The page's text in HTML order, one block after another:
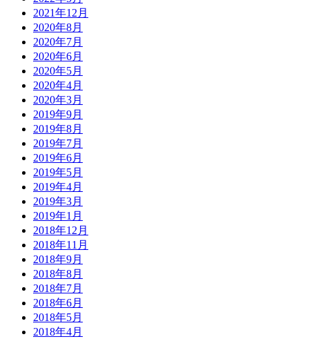
2021年12月
2020年8月
2020年7月
2020年6月
2020年5月
2020年4月
2020年3月
2019年9月
2019年8月
2019年7月
2019年6月
2019年5月
2019年4月
2019年3月
2019年1月
2018年12月
2018年11月
2018年9月
2018年8月
2018年7月
2018年6月
2018年5月
2018年4月